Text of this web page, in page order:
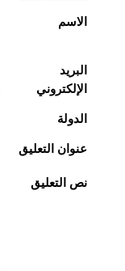
الاسم
البريد
الإلكتروني
الدولة
عنوان التعليق
نص التعليق